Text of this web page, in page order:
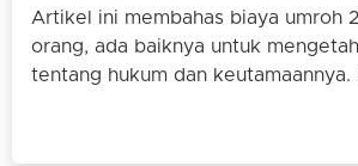
Artikel ini membahas biaya umroh
orang, ada baiknya untuk
tentang hukum dan keutamaannya.